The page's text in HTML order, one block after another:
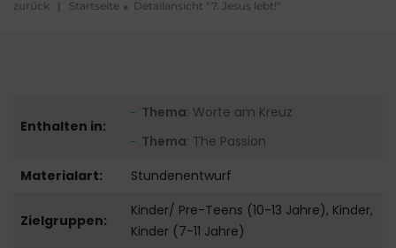
zurück | Startseite Detailansicht "7. Jesus lebt!"
Enthalten in:
Thema: Worte am Kreuz
Thema: The Passion
Materialart:
Stundenentwurf
Zielgruppen:
Kinder/ Pre-Teens (10-13 Jahre), Kinder,
Kinder (7-11 Jahre)